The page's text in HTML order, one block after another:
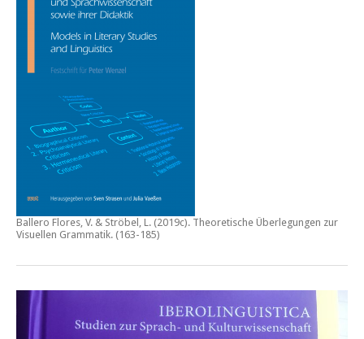
Ballero Flores, V. & Ströbel, L. (2019c). Theoretische Überlegungen zur
Visuellen Grammatik. (163-185)